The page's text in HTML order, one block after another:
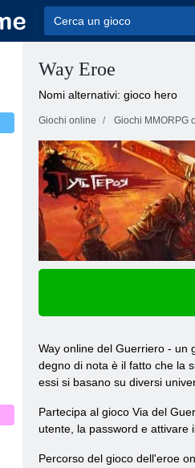
Way Eroe
Nomi alternativi: gioco hero
Giochi online Giochi MMORPG
Way online del Guerriero - un
degno di nota è il fatto che la
essi si basano su diversi
Partecipa al gioco Via del
utente, la password e attivare
Percorso del gioco dell'eroe